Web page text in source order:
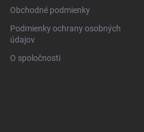
Obchodné podmienky
Podmienky ochrany osobných
údajov
O spoločnosti